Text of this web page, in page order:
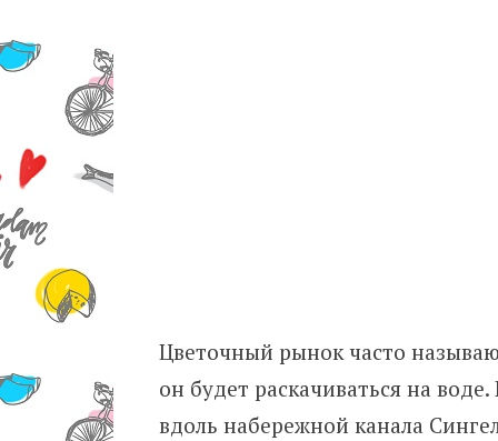
Цветочный рынок часто
он будет раскачиваться на
вдоль набережной канала